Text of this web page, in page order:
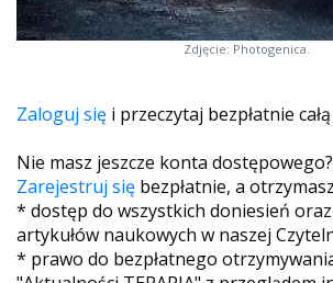
Zdjęcie: Photogenica.
Zaloguj się i przeczytaj bezpłatnie
Nie masz jeszcze konta dostępowego?
Zarejestruj się bezpłatnie, a
* dostęp do wszystkich doniesień
artykułów naukowych w naszej
* prawo do bezpłatnego